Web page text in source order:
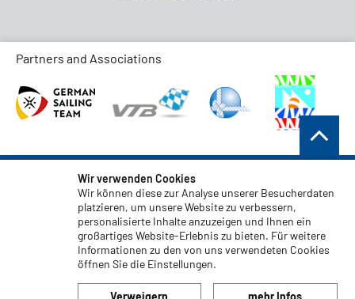
Partners and Associations
AGB
Datenschutz
Haftungsauschluss
Impressum
Code of Conduct
Wir verwenden Cookies
Wir können diese zur Analyse unserer Besucherdaten
platzieren, um unsere Website zu verbessern,
personalisierte Inhalte anzuzeigen und Ihnen ein
großartiges Website-Erlebnis zu bieten. Für weitere
Informationen zu den von uns verwendeten Cookies
öffnen Sie die Einstellungen.
Verweigern mehr Infos